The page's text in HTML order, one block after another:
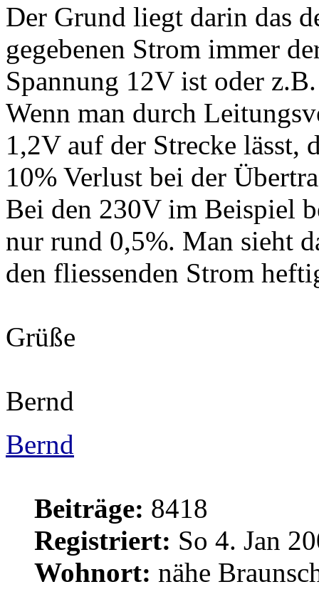
Der Grund liegt darin das
gegebenen Strom immer
Spannung 12V ist oder
Wenn man durch
1,2V auf der Strecke lässt,
10% Verlust bei der
Bei den 230V im Beispiel
nur rund 0,5%. Man sieht
den fliessenden Strom
Grüße
Bernd
Bernd
Beiträge: 8418
Registriert: So 4. Jan
Wohnort: nähe